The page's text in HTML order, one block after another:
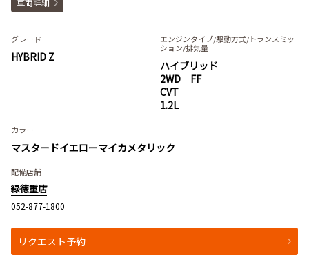
車両詳細
グレード
HYBRID Z
エンジンタイプ/駆動方式/トランスミッ
ション/排気量
ハイブリッド
2WD FF
CVT
1.2L
カラー
マスタードイエローマイカメタリック
配備店舗
緑徳重店
052-877-1800
リクエスト予約